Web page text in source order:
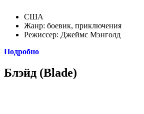
США
Жанр: боевик, приключения
Режиссер: Джеймс Мэнголд
Подробно
Блэйд (Blade)